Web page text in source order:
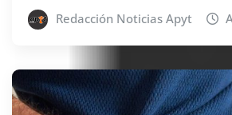
Redacción Noticias Apyt